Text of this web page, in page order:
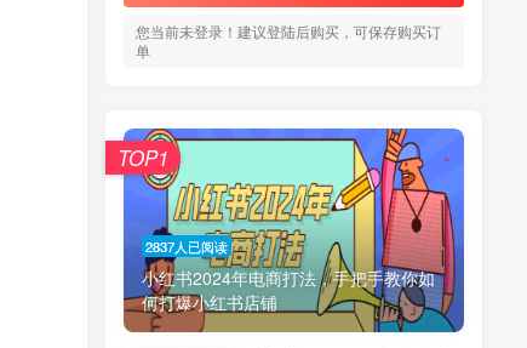
您当前未登录！建议登陆后购买，可保存购买订
单
2837人已阅读
小红书2024年电商打法，手把手教你如
何打爆小红书店铺
TOP1